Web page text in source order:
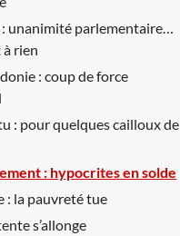
unanimité parlementaire…
à rien
: coup de force
: pour quelques cailloux de
: hypocrites en solde
: la pauvreté tue
s’allonge